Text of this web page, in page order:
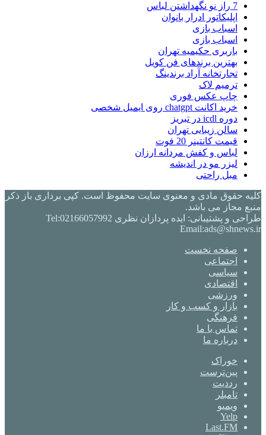
7 راز نو نگهداشتن لباس
اپلیکاتور ادرار بانوان
اسباب بازی
اسباب بازی
باربری حکیمیه تهران
بهترین برندهای فن کویل
تجارتخانه آراد برندینگ
ترمیم لاک
چاپ عکس فوری
خرید اکانت chatgpt روی ایمیل شخصی
دوره icdl در تبریز
سالن زیبایی تهران
قیمت کانتینر 20 فوت
لباس و کفش مردانه ارزان
لیزر مو در اندیشه
مبل راحتی
کلیه حقوق مادی و معنوی سایت محفوظ است. کپی برداری باز ذکر
منبع مجاز می باشد.
طراحی و پشتیبانی: ایده پردازان نظری Tel:02166057992
Email:ads@shnews.ir
صفحه نخست
اجتماعی
سیاسی
اقتصادی
ورزشی
بازار و کسب و کار
فرهنگی
تماس با ما
درباره ما
خوراک
‫پین‌ترست
‫رددیت
‫تامبلر
ویمیو
Yelp
Last.FM